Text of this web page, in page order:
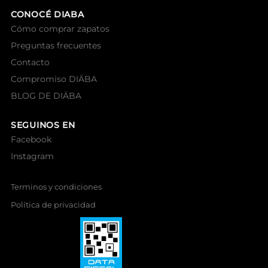
CONOCÉ DIABA
Cómo comprar zapatos
Preguntas frecuentes
Contacto
Compromiso DIÄBA
BLOG DE DIÄBA
SEGUINOS EN
Facebook
Instagram
Terminos y condiciones
Política de privacidad